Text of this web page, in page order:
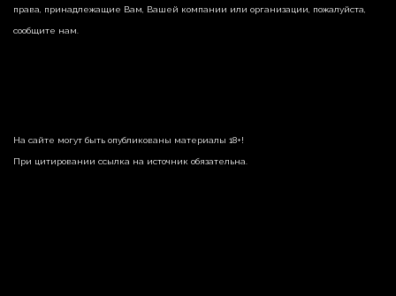
права, принадлежащие Вам, Вашей компании или организации, пожалуйста,
сообщите нам.
На сайте могут быть опубликованы материалы 18+!
При цитировании ссылка на источник обязательна.